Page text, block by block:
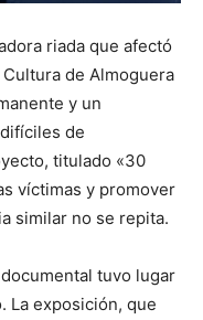
riada que afectó
de Almoguera
y un
de
titulado «30
víctimas y promover
similar no se repita.
tuvo lugar
La exposición, que